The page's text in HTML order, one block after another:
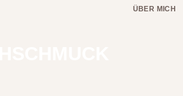
ÜBER MICH